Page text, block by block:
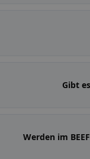
Gibt
Werden im